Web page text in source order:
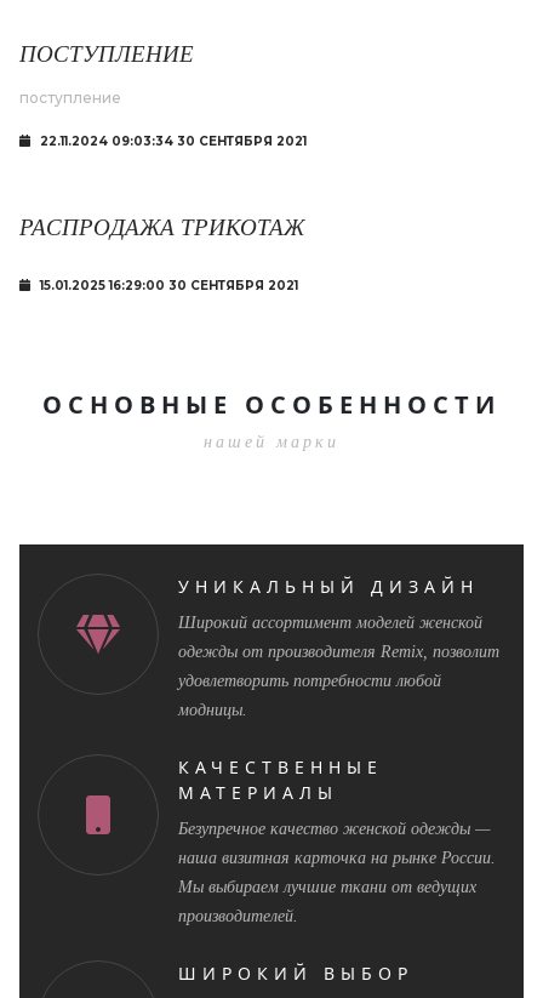
ПОСТУПЛЕНИЕ
поступление
22.11.2024 09:03:34 30 СЕНТЯБРЯ 2021
РАСПРОДАЖА ТРИКОТАЖ
15.01.2025 16:29:00 30 СЕНТЯБРЯ 2021
ОСНОВНЫЕ ОСОБЕННОСТИ
нашей марки
УНИКАЛЬНЫЙ ДИЗАЙН
Широкий ассортимент моделей женской
одежды от производителя Remix, позволит
удовлетворить потребности любой
модницы.
КАЧЕСТВЕННЫЕ
МАТЕРИАЛЫ
Безупречное качество женской одежды —
наша визитная карточка на рынке России.
Мы выбираем лучшие ткани от ведущих
производителей.
ШИРОКИЙ ВЫБОР